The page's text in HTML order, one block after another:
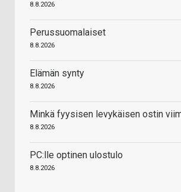
8.8.2026
Perussuomalaiset
8.8.2026
Elämän synty
8.8.2026
Minkä fyysisen levykäisen ostin
8.8.2026
PC:lle optinen ulostulo
8.8.2026